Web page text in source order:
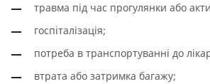
травма під час прогулянки або
госпіталізація;
потреба в транспортуванні до
втрата або затримка багажу;